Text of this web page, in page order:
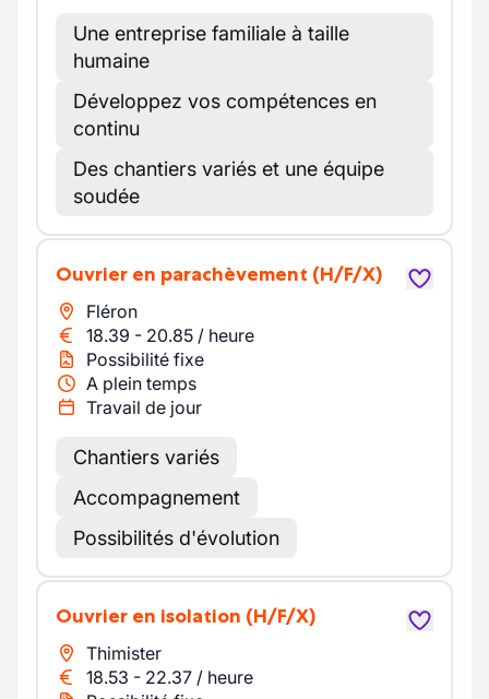
Une entreprise familiale à taille
humaine
Développez vos compétences en
continu
Des chantiers variés et une équipe
soudée
Ouvrier en parachèvement (H/F/X)
Fléron
18.39 - 20.85 / heure
Possibilité fixe
A plein temps
Travail de jour
Chantiers variés
Accompagnement
Possibilités d'évolution
Ouvrier en isolation (H/F/X)
Thimister
18.53 - 22.37 / heure